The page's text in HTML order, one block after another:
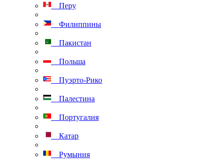
Перу
Филиппины
Пакистан
Польша
Пуэрто-Рико
Палестина
Португалия
Катар
Румыния